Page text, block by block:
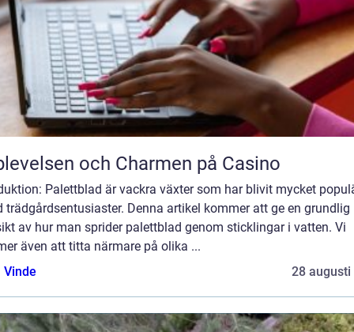
och Charmen på Casino
Palettblad är vackra växter som har blivit mycket
trädgårdsentusiaster. Denna artikel kommer att ge en grundlig
av hur man sprider palettblad genom sticklingar i vatten. Vi
även att titta närmare på olika ...
Vinde
28 augusti